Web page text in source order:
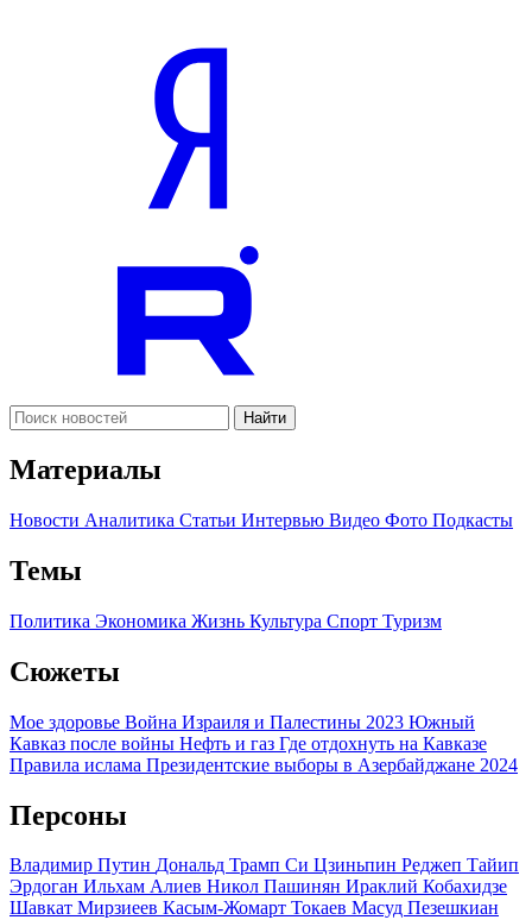
Найти
Материалы
Новости Аналитика Статьи Интервью Видео Фото Подкасты
Темы
Политика Экономика Жизнь Культура Спорт Туризм
Сюжеты
Мое здоровье Война Израиля и Палестины 2023 Южный
Кавказ после войны Нефть и газ Где отдохнуть на Кавказе
Правила ислама Президентские выборы в Азербайджане 2024
Персоны
Владимир Путин Дональд Трамп Си Цзиньпин Реджеп Тайип
Эрдоган Ильхам Алиев Никол Пашинян Ираклий Кобахидзе
Шавкат Мирзиеев Касым-Жомарт Токаев Масуд Пезешкиан